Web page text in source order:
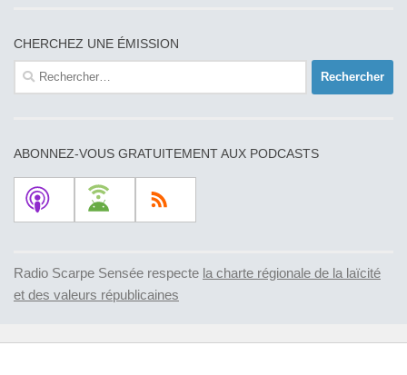
CHERCHEZ UNE ÉMISSION
Rechercher :
ABONNEZ-VOUS GRATUITEMENT AUX PODCASTS
Radio Scarpe Sensée respecte la charte régionale de la laïcité
et des valeurs républicaines